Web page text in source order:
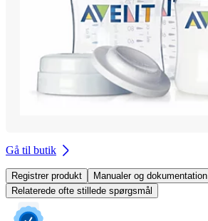
Gå til butik
Registrer produkt
Manualer og dokumentation
Relaterede ofte stillede spørgsmål